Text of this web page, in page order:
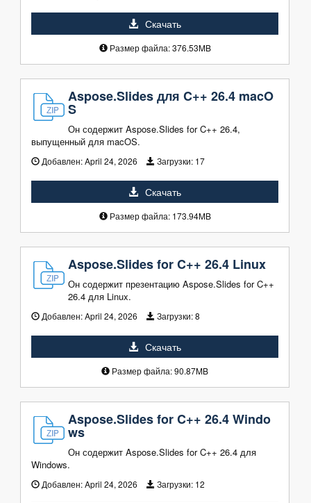
Скачать
Размер файла: 376.53MB
Aspose.Slides для C++ 26.4 macO
S
Он содержит Aspose.Slides for C++ 26.4,
выпущенный для macOS.
Добавлен:April 24, 2026 Загрузки: 17
Скачать
Размер файла: 173.94MB
Aspose.Slides for C++ 26.4 Linux
Он содержит презентацию Aspose.Slides for C++
26.4 для Linux.
Добавлен:April 24, 2026 Загрузки:8
Скачать
Размер файла: 90.87MB
Aspose.Slides for C++ 26.4 Windo
ws
Он содержит Aspose.Slides for C++ 26.4 для
Windows.
Добавлен:April 24, 2026 Загрузки: 12